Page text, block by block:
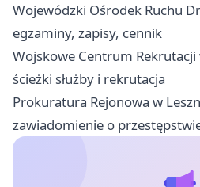
Wojewódzki Ośrodek Ruchu
egzaminy, zapisy, cennik
Wojskowe Centrum Rekrutacji
ścieżki służby i rekrutacja
Prokuratura Rejonowa w
zawiadomienie o